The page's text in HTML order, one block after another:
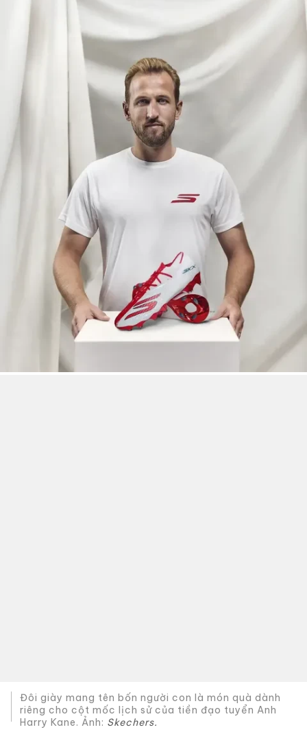
Đôi giày mang tên bốn người con là món quà dành
riêng cho cột mốc lịch sử của tiền đạo tuyển Anh
Harry Kane. Ảnh: Skechers.